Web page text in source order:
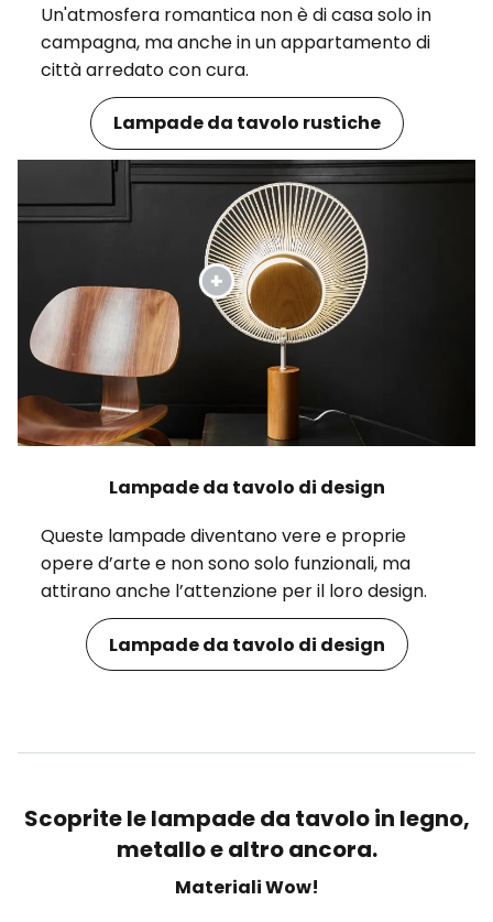
Un'atmosfera romantica non è di casa solo in
campagna, ma anche in un appartamento di
città arredato con cura.
Lampade da tavolo rustiche
Lampade da tavolo di design
Queste lampade diventano vere e proprie
opere d’arte e non sono solo funzionali, ma
attirano anche l’attenzione per il loro design.
Lampade da tavolo di design
Scoprite le lampade da tavolo in legno,
metallo e altro ancora.
Materiali Wow!